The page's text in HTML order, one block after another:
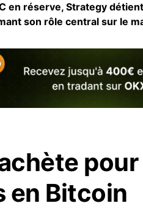
en réserve, Strategy
son rôle central sur le
en Bitcoin